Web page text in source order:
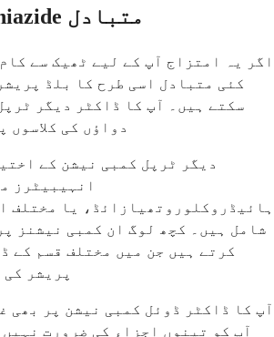
Hydrochlorothiazide متبادل
اگر یہ امتزاج آپ کے لیے ٹھیک سے
کئی متبادل اسی طرح کا بلڈ
سکتے ہیں۔ آپ کا ڈاکٹر دیگر
دواؤں کی کلاسوں
دیگر ٹرپل کمبی نیشن کے
انہیبیٹرز
ہائیڈروکلوروتھیازائڈ، یا مختلف
شامل ہیں۔ کچھ لوگ ان کمبی نیشنز
کرتے ہیں جن میں مختلف قسم کے
پریشر کی
آپ کا ڈاکٹر ڈوئل کمبی نیشن پر بھی
آپ کو تینوں اجزاء کی ضرورت